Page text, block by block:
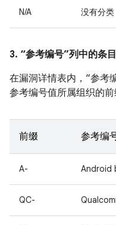
N/A 没有分类
3. “参考编号”列中的条
在漏洞详情表内，“参考
参考编号值所属组织的前
前缀 参考编
A- Android
QC-